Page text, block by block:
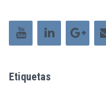
Etiquetas